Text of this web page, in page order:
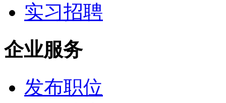
实习招聘
企业服务
发布职位